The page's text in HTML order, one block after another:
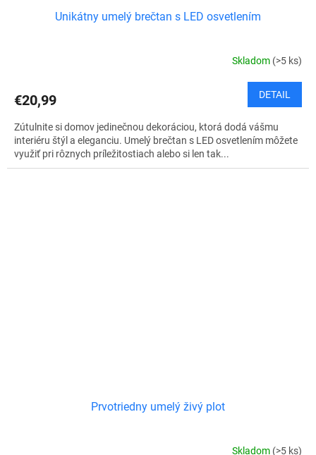
Unikátny umelý brečtan s LED osvetlením
Skladom (>5 ks)
€20,99 DETAIL
Zútulnite si domov jedinečnou dekoráciou, ktorá dodá vášmu
interiéru štýl a eleganciu. Umelý brečtan s LED osvetlením môžete
využiť pri rôznych príležitostiach alebo si len tak...
Prvotriedny umelý živý plot
Skladom (>5 ks)